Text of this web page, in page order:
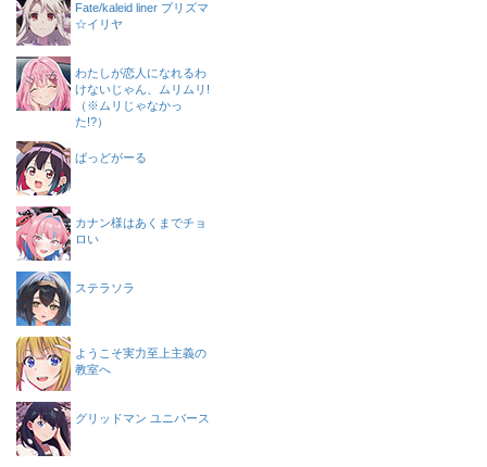
Fate/kaleid liner プリズマ
☆イリヤ
わたしが恋人になれるわ
けないじゃん、ムリムリ!
（※ムリじゃなかっ
た!?）
ばっどがーる
カナン様はあくまでチョ
ロい
ステラソラ
ようこそ実力至上主義の
教室へ
グリッドマン ユニバース